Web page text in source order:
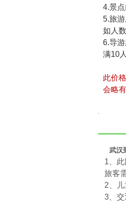
4.景
5.旅
如人
6.导
满10
此价
会略
武汉
1、
旅客
2、
3、